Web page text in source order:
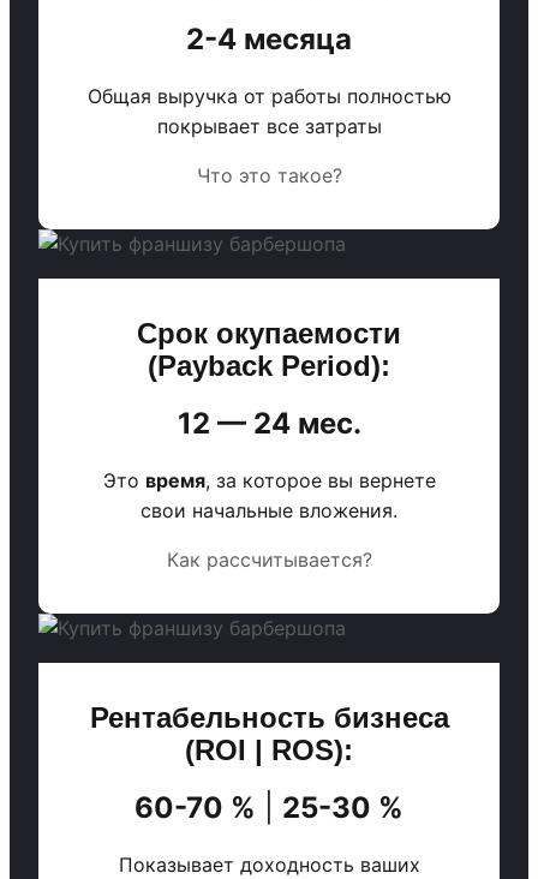
2-4 месяца
Общая выручка от работы полностью
покрывает все затраты
Что это такое?
Срок окупаемости
(Payback Period):
12 — 24 мес.
Это время, за которое вы вернете
свои начальные вложения.
Как рассчитывается?
Рентабельность бизнеса
(ROI | ROS):
60-70 % 25-30 %
Показывает доходность ваших